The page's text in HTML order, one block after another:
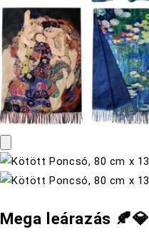
Mega leárazás 🍂💎